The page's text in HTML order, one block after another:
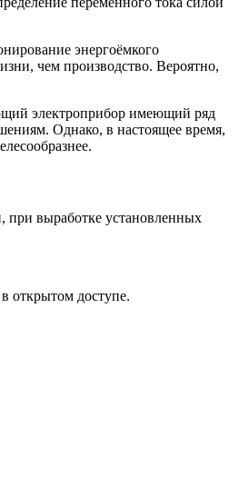
энергоёмкого
чем производство. Вероятно,
электроприбор имеющий ряд
Однако, в настоящее время,
при выработке установленных
открытом доступе.